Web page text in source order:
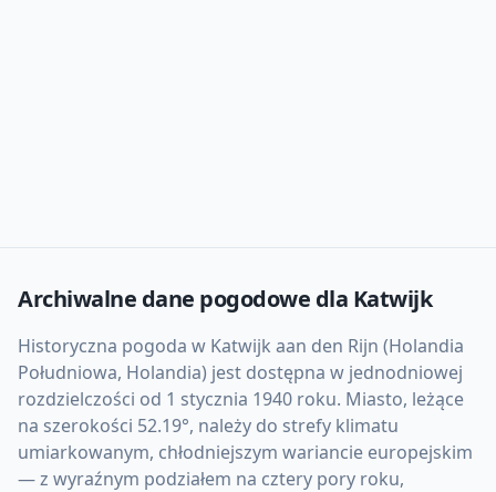
Archiwalne dane pogodowe dla Katwijk
Historyczna pogoda w Katwijk aan den Rijn (Holandia
Południowa, Holandia) jest dostępna w jednodniowej
rozdzielczości od 1 stycznia 1940 roku. Miasto, leżące
na szerokości 52.19°, należy do strefy klimatu
umiarkowanym, chłodniejszym wariancie europejskim
— z wyraźnym podziałem na cztery pory roku,